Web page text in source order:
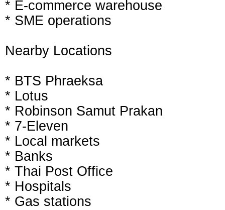
* E-commerce warehouse
* SME operations
Nearby Locations
* BTS Phraeksa
* Lotus
* Robinson Samut Prakan
* 7-Eleven
* Local markets
* Banks
* Thai Post Office
* Hospitals
* Gas stations